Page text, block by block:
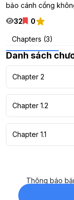
bảo cánh cổng
32
0
Chapters (3)
Danh sách
Chapter 2
Chapter 1.2
Chapter 1.1
Thông báo